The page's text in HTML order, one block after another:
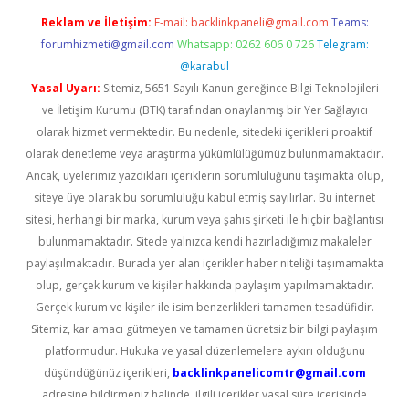
Reklam ve İletişim: E-mail: backlinkpaneli@gmail.com Teams:
forumhizmeti@gmail.com Whatsapp: 0262 606 0 726 Telegram:
@karabul
Yasal Uyarı: Sitemiz, 5651 Sayılı Kanun gereğince Bilgi Teknolojileri
ve İletişim Kurumu (BTK) tarafından onaylanmış bir Yer Sağlayıcı
olarak hizmet vermektedir. Bu nedenle, sitedeki içerikleri proaktif
olarak denetleme veya araştırma yükümlülüğümüz bulunmamaktadır.
Ancak, üyelerimiz yazdıkları içeriklerin sorumluluğunu taşımakta olup,
siteye üye olarak bu sorumluluğu kabul etmiş sayılırlar. Bu internet
sitesi, herhangi bir marka, kurum veya şahıs şirketi ile hiçbir bağlantısı
bulunmamaktadır. Sitede yalnızca kendi hazırladığımız makaleler
paylaşılmaktadır. Burada yer alan içerikler haber niteliği taşımamakta
olup, gerçek kurum ve kişiler hakkında paylaşım yapılmamaktadır.
Gerçek kurum ve kişiler ile isim benzerlikleri tamamen tesadüfidir.
Sitemiz, kar amacı gütmeyen ve tamamen ücretsiz bir bilgi paylaşım
platformudur. Hukuka ve yasal düzenlemelere aykırı olduğunu
düşündüğünüz içerikleri, backlinkpanelicomtr@gmail.com